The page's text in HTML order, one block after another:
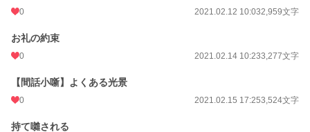
0 2021.02.12 10:032,959文字
お礼の約束
0 2021.02.14 10:233,277文字
【間話小噺】よくある光景
0 2021.02.15 17:253,524文字
持て囃される